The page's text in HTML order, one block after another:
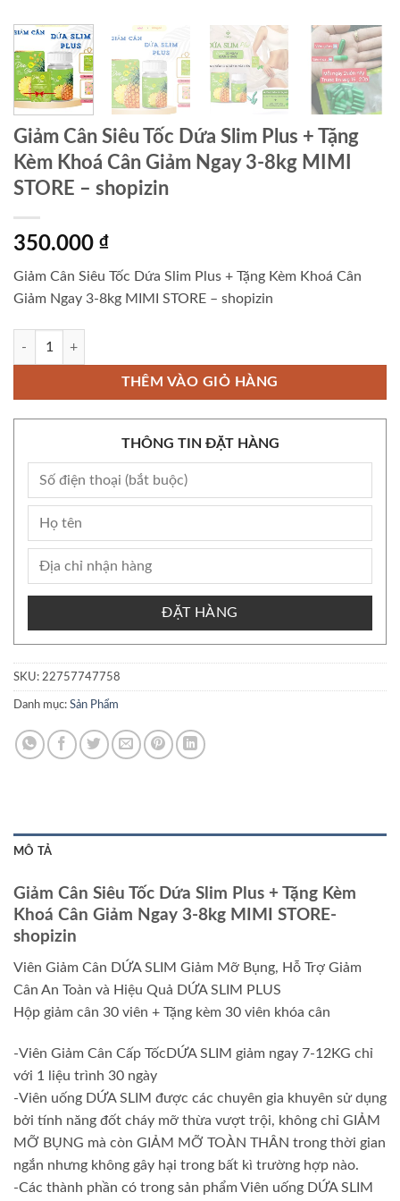
Giảm Cân Siêu Tốc Dứa Slim Plus + Tặng
Kèm Khoá Cân Giảm Ngay 3-8kg MIMI
STORE – shopizin
350.000 ₫
Giảm Cân Siêu Tốc Dứa Slim Plus + Tặng Kèm Khoá Cân
Giảm Ngay 3-8kg MIMI STORE – shopizin
Giảm Cân Siêu Tốc Dứa Slim Plus + Tặng Kèm Khoá Cân Giảm Ngay
THÊM VÀO GIỎ HÀNG
THÔNG TIN ĐẶT HÀNG
ĐẶT HÀNG
SKU: 22757747758
Danh mục: Sản Phẩm
MÔ TẢ
Giảm Cân Siêu Tốc Dứa Slim Plus + Tặng Kèm
Khoá Cân Giảm Ngay 3-8kg MIMI STORE-
shopizin
Viên Giảm Cân DỨA SLIM Giảm Mỡ Bụng, Hỗ Trợ Giảm
Cân An Toàn và Hiệu Quả DỨA SLIM PLUS
Hộp giảm cân 30 viên + Tặng kèm 30 viên khóa cân
-Viên Giảm Cân Cấp TốcDỨA SLIM giảm ngay 7-12KG chỉ
với 1 liệu trình 30 ngày
-Viên uống DỨA SLIM được các chuyên gia khuyên sử dụng
bởi tính năng đốt cháy mỡ thừa vượt trội, không chỉ GIẢM
MỠ BỤNG mà còn GIẢM MỠ TOÀN THÂN trong thời gian
ngắn nhưng không gây hại trong bất kì trường hợp nào.
-Các thành phần có trong sản phẩm Viên uống DỨA SLIM